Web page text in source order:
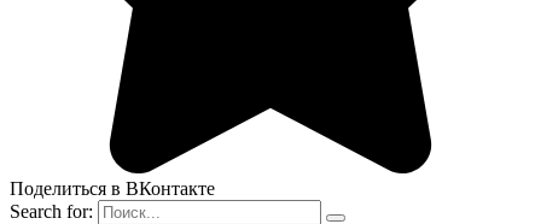
Поделиться в ВКонтакте
Search for: